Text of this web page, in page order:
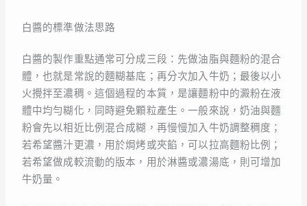
白醬的標準做法思路
白醬的製作重點通常可分成三段：先做油脂與麵粉的混合
體，也就是常說的麵糊基底；再分次加入牛奶；最後以小
火攪拌至濃稠。這個過程的本質，是讓麵粉中的澱粉在液
體中均勻糊化，同時避免顆粒產生。一般來說，奶油與麵
粉會先以相近比例混合成糊，再慢慢加入牛奶調整稠度；
若希望醬汁更濃，用於焗烤或夾餡，可以拉高麵粉比例；
若希望做成較流動的版本，用於淋醬或濃湯底，則可增加
牛奶量。